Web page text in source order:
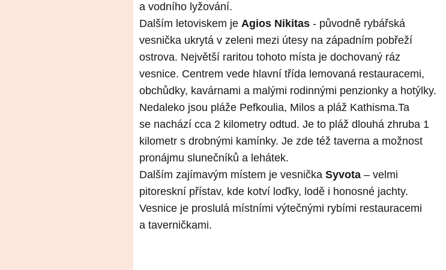
a vodního lyžování.
Dalším letoviskem je Agios Nikitas - původně rybářská
vesnička ukrytá v zeleni mezi útesy na západním pobřeží
ostrova. Největší raritou tohoto místa je dochovaný ráz
vesnice. Centrem vede hlavní třída lemovaná restauracemi,
obchůdky, kavárnami a malými rodinnými penzionky a hotýlky.
Nedaleko jsou pláže Pefkoulia, Milos a pláž Kathisma.Ta
se nachází cca 2 kilometry odtud. Je to pláž dlouhá zhruba 1
kilometr s drobnými kamínky. Je zde též taverna a možnost
pronájmu slunečníků a lehátek.
Dalším zajímavým místem je vesnička Syvota – velmi
pitoreskní přístav, kde kotví loďky, lodě i honosné jachty.
Vesnice je proslulá místními výtečnými rybími restauracemi
a taverničkami.